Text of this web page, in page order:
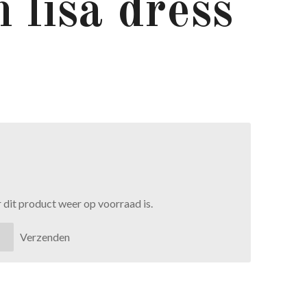
lisa dress
dit product weer op voorraad is.
Verzenden